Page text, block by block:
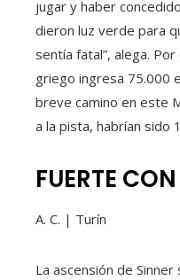
jugar y haber
dieron luz verde para
sentía fatal”, alega.
griego ingresa 75.000
breve camino en este
a la pista, habrían sido
FUERTE
A. C. | Turín
La ascensión de